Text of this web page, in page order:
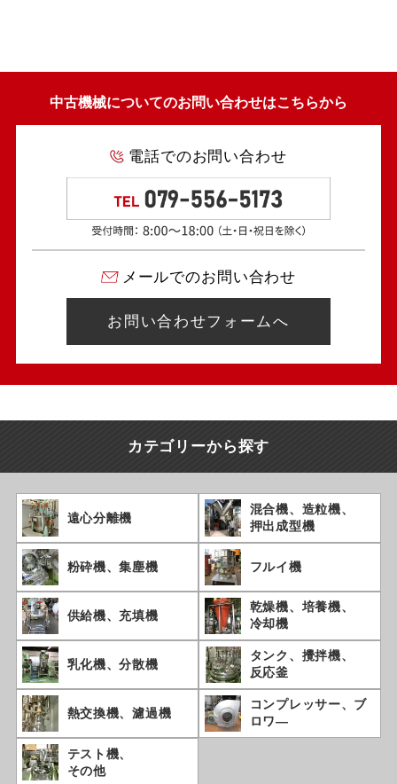
中古機械についてのお問い合わせはこちらから
電話でのお問い合わせ
メールでのお問い合わせ
お問い合わせフォームへ
カテゴリーから探す
遠心分離機
混合機、 造粒機、
押出成型機
粉砕機、集塵機 フルイ機
供給機、 充填機
乾燥機、 培養機、
冷却機
乳化機、分散機
タンク、 攪拌機、
反応釜
熱交換機、濾過機
コンプレッサー、 ブ
ロワ―
テスト機、
その他